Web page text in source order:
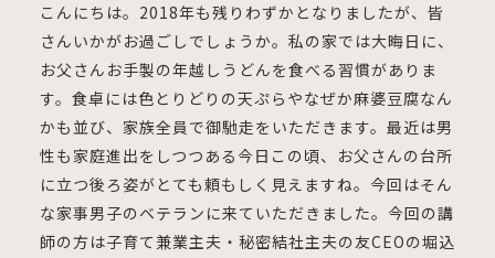
こんにちは。2018年も残りわずかとなりましたが、皆
さんいかがお過ごしでしょうか。私の家では大晦日に、
お父さんお手製の年越しうどんを食べる習慣がありま
す。食卓には色とりどりの天ぷらやなぜか麻婆豆腐なん
かも並び、家族全員で御馳走をいただきます。最近は男
性も家庭進出をしつつある今日この頃、お父さんの台所
に立つ後ろ姿がとても頼もしく見えますね。今回はそん
な家事男子のベテランに来ていただきました。今回の講
師の方は子育て兼業主夫・秘密結社主夫の友CEOの堀込